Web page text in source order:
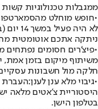
ממגבלות טכנולוגיות
•חופש מוחלט
לא
ניתקה אתכם אוטומטית
•פיצ'רים חסומים נפתחים
משיתוף מיקום בזמן אמת,
חלקה מול חשבונות
•גיבוי מלא ענן לענן:העברת
בטלפון הישן.